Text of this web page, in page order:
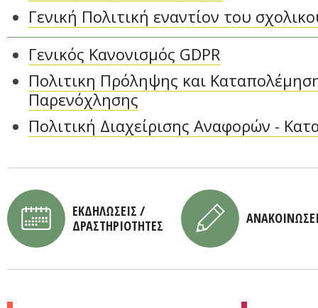
Γενική Πολιτική εναντίον του
Γενικός Κανονισμός GDPR
Πολιτικη Πρόληψης και
Παρενόχλησης
Πολιτική Διαχείρισης Αναφορών -
ΕΚΔΗΛΩΣΕΙΣ /
ΔΡΑΣΤΗΡΙΟΤΗΤΕΣ